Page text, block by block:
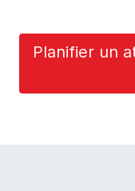
Planifier un